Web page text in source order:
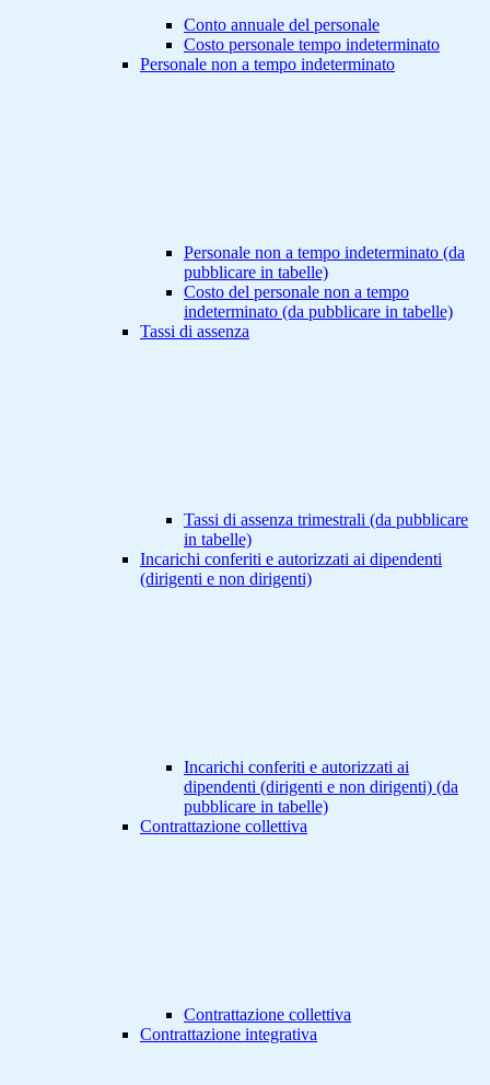
Conto annuale del personale
Costo personale tempo indeterminato
Personale non a tempo indeterminato
Personale non a tempo indeterminato (da
pubblicare in tabelle)
Costo del personale non a tempo
indeterminato (da pubblicare in tabelle)
Tassi di assenza
Tassi di assenza trimestrali (da pubblicare
in tabelle)
Incarichi conferiti e autorizzati ai dipendenti
(dirigenti e non dirigenti)
Incarichi conferiti e autorizzati ai
dipendenti (dirigenti e non dirigenti) (da
pubblicare in tabelle)
Contrattazione collettiva
Contrattazione collettiva
Contrattazione integrativa